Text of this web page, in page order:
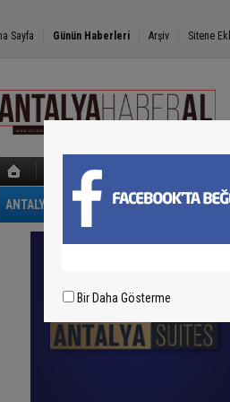
Sayfa Günün Haberleri Arşiv Sitene
ANTALYA GÜNCEL POLİS-ADLİYE
Bir Daha Gösterme